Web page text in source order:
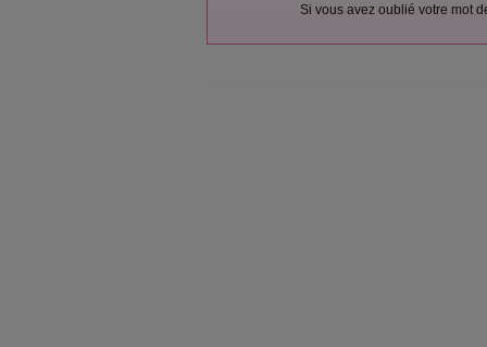
Si vous avez oublié votre mot